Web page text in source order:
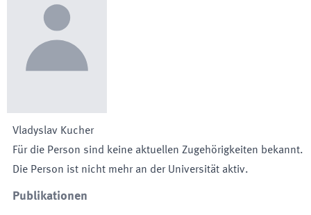
Vladyslav Kucher
Für die Person sind keine aktuellen Zugehörigkeiten bekannt.
Die Person ist nicht mehr an der Universität aktiv.
Publikationen